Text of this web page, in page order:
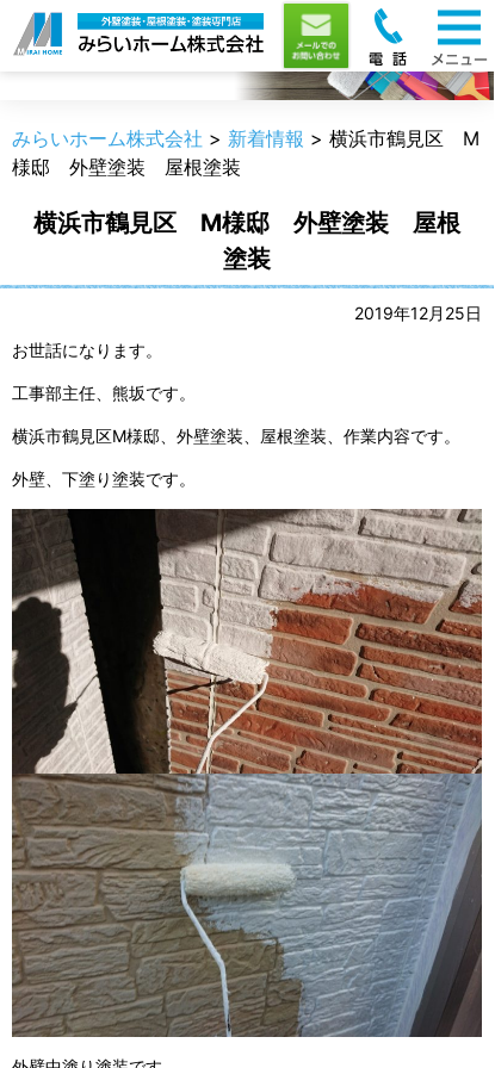
新着情報
みらいホーム株式会社 > 新着情報 > 横浜市鶴見区 M
様邸 外壁塗装 屋根塗装
横浜市鶴見区 M様邸 外壁塗装 屋根
塗装
2019年12月25日
お世話になります。
工事部主任、熊坂です。
横浜市鶴見区M様邸、外壁塗装、屋根塗装、作業内容です。
外壁、下塗り塗装です。